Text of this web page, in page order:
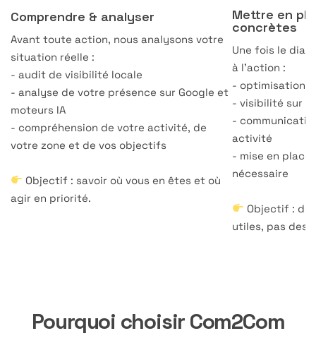
Comprendre & analyser
Avant toute action, nous analysons votre
situation réelle :
- audit de visibilité locale
- analyse de votre présence sur Google et
moteurs IA
- compréhension de votre activité, de
votre zone et de vos objectifs
Objectif : savoir où vous en êtes et où
agir en priorité.
Mettre en
concrètes
Une fois le
à l’action :
- optimisation
- visibilité sur
-
activité
- mise en place
nécessaire
Objectif :
utiles, pas des
Pourquoi choisir Com2Com